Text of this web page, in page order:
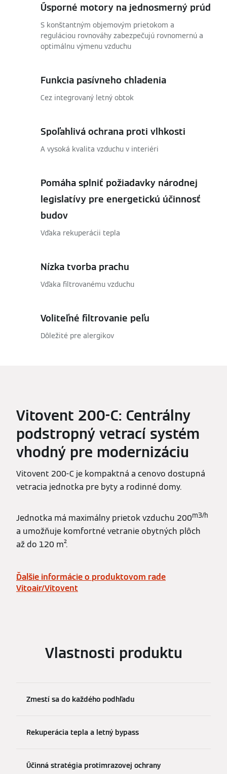
Úsporné motory na jednosmerný prúd
S konštantným objemovým prietokom a
reguláciou rovnováhy zabezpečujú rovnomernú a
optimálnu výmenu vzduchu
Funkcia pasívneho chladenia
Cez integrovaný letný obtok
Spoľahlivá ochrana proti vlhkosti
A vysoká kvalita vzduchu v interiéri
Pomáha splniť požiadavky národnej
legislatívy pre energetickú účinnosť
budov
Vďaka rekuperácii tepla
Nízka tvorba prachu
Vďaka filtrovanému vzduchu
Voliteľné filtrovanie peľu
Dôležité pre alergikov
Vitovent 200-C: Centrálny
podstropný vetrací systém
vhodný pre modernizáciu
Vitovent 200-C je kompaktná a cenovo dostupná
vetracia jednotka pre byty a rodinné domy.
Jednotka má maximálny prietok vzduchu 200m3/h
a umožňuje komfortné vetranie obytných plôch
až do 120 m².
Ďalšie informácie o produktovom rade
Vitoair/Vitovent
Vlastnosti produktu
Zmestí sa do každého podhľadu
Rekuperácia tepla a letný bypass
Účinná stratégia protimrazovej ochrany